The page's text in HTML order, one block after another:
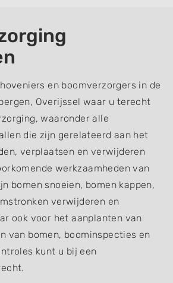
en boomverzorgers in de
Overijssel waar u terecht
waaronder alle
die zijn gerelateerd aan het
verplaatsen en verwijderen
werkzaamheden van
bomen snoeien, bomen kappen,
verwijderen en
ook voor het aanplanten van
van bomen, boominspecties en
kunt u bij een